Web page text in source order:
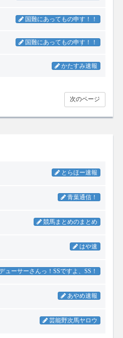
国難にあってもの申す！！
国難にあってもの申す！！
かたすみ速報
次のページ